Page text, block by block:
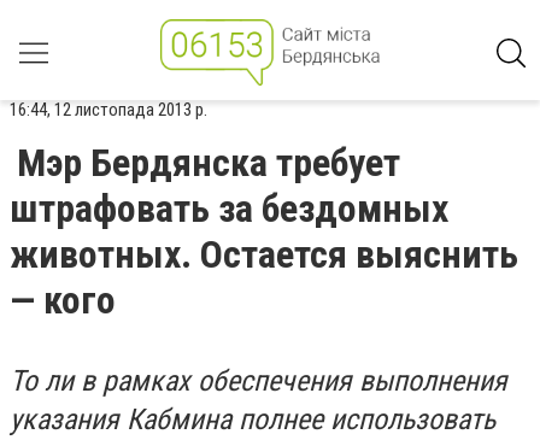
16:44, 12 листопада 2013 р.
Мэр Бердянска требует
штрафовать за бездомных
животных. Остается выяснить
— кого
То ли в рамках обеспечения выполнения
указания Кабмина полнее использовать